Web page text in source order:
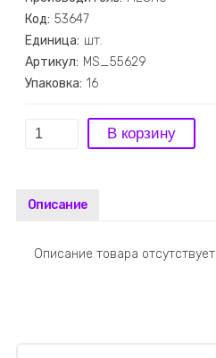
Код: 53647
Единица: шт.
Артикул: MS_55629
Упаковка: 16
Описание
Описание товара отсутствует